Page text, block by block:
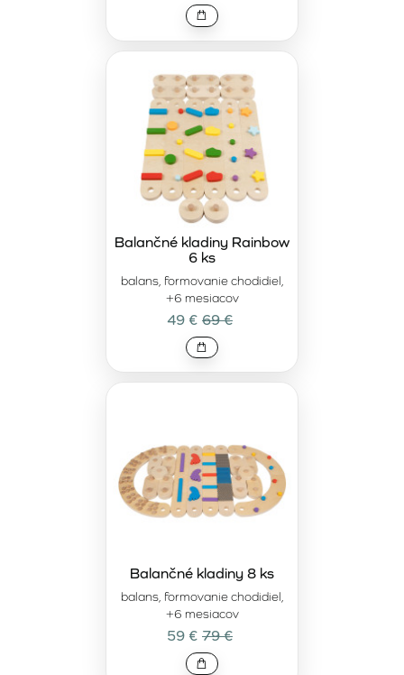
Balančné pomôcky, ako sú kladiny, poskytujú deťom
priestor na zábavu a zároveň na zlepšovanie fyzických
zručností. Či už ide o prekonávanie balančnej cesty alebo
vytváranie nových výziev, tieto pomôcky motivujú deti k
aktívnemu pohybu a učia ich sústrediť sa na koordináciu a
rovnováhu. Navyše, pravidelné cvičenie na balančných
pomôckach môže pomôcť deti s plochými nohami posilniť
svaly chodidiel a podporiť zdravý vývoj nožnej klenby.
Balančná cesta je vynikajúcim doplnkom do detských
herní, interiérov aj exteriérov, kde si deti môžu užívať hodiny
balans, formovanie chodidiel,
+6 mesiacov
Balančné kladiny Rainbow
6 ks
49 € 69 €
balans, formovanie chodidiel,
+6 mesiacov
Balančné kladiny 8 ks
59 € 79 €